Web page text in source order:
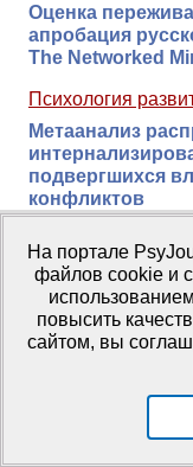
Оценка
апробация
The Networked
Психология
Метаанализ
подвергшихся
конфликтов
ТОП-20 статей
ТОП-20 книг
База знаний
Проекты
История
На портале
файлов cookie и
повысить
сайтом, вы